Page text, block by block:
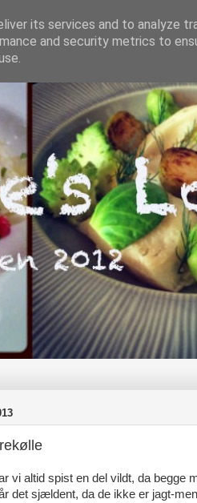
vi altid spist en del vildt, da
det sjældent, da de ikke er jagt-
its services and to analyze
and security metrics to